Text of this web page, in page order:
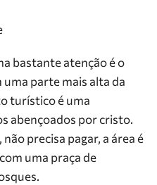
bastante atenção é o
parte mais alta da
turístico é uma
abençoados por cristo.
precisa pagar, a área é
uma praça de